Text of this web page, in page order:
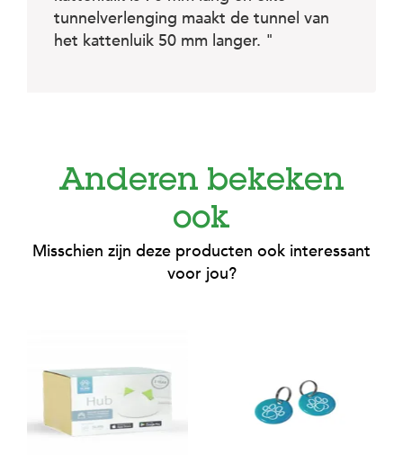
tunnelverlenging maakt de tunnel van
het kattenluik 50 mm langer. "
Anderen bekeken
ook
Misschien zijn deze producten ook interessant
voor jou?